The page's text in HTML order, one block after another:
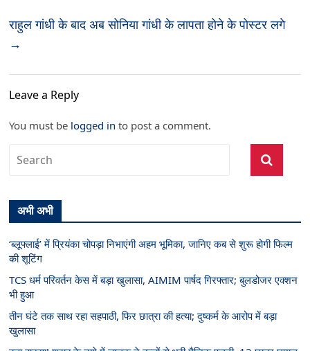
राहुल गांधी के बाद अब सोनिया गांधी के लापता होने के पोस्टर लगे
→
Leave a Reply
You must be logged in to post a comment.
अभी अभी
‘ब्लूफ्लाई’ में प्रियंका चोपड़ा निभाएंगी अहम भूमिका, जानिए कब से शुरू होगी फिल्म
की शूटिंग
TCS धर्म परिवर्तन केस में बड़ा खुलासा, AIMIM पार्षद गिरफ्तार; बुलडोजर एक्शन
भी हुआ
तीन घंटे तक साथ रहा सहपाठी, फिर छात्रा की हत्या; दुष्कर्म के आरोप में बड़ा
खुलासा